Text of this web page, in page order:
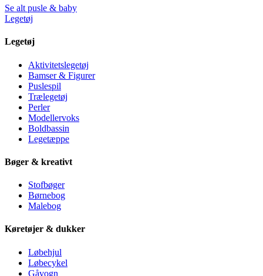
Se alt pusle & baby
Legetøj
Legetøj
Aktivitetslegetøj
Bamser & Figurer
Puslespil
Trælegetøj
Perler
Modellervoks
Boldbassin
Legetæppe
Bøger & kreativt
Stofbøger
Børnebog
Malebog
Køretøjer & dukker
Løbehjul
Løbecykel
Gåvogn